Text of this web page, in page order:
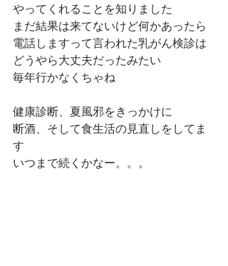
やってくれることを知りました
まだ結果は来てないけど何かあったら
電話しますって言われた乳がん検診は
どうやら大丈夫だったみたい
毎年行かなくちゃね
健康診断、夏風邪をきっかけに
断酒、そして食生活の見直しをしてま
す
いつまで続くかなー。。。